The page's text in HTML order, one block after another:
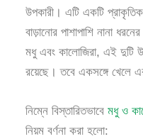
উপকারী। এটি একটি
বাড়ানোর পাশাপাশি নানা
মধু এবং কালোজিরা, এই দুটি
রয়েছে। তবে একসঙ্গে খেলে
নিম্নে বিস্তারিতভাবেমধু ও
নিয়ম বর্ণনা করা হলো: